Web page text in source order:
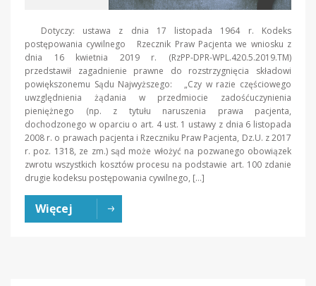
Dotyczy: ustawa z dnia 17 listopada 1964 r. Kodeks
postępowania cywilnego​ Rzecznik Praw Pacjenta we wniosku z
dnia 16 kwietnia 2019 r. (RzPP-DPR-WPL.420.5.2019.TM)
przedstawił zagadnienie prawne do rozstrzygnięcia składowi
powiększonemu Sądu Najwyższego: „Czy w razie częściowego
uwzględnienia żądania w przedmiocie zadośćuczynienia
pieniężnego (np. z tytułu naruszenia prawa pacjenta,
dochodzonego w oparciu o art. 4 ust. 1 ustawy z dnia 6 listopada
2008 r. o prawach pacjenta i Rzeczniku Praw Pacjenta, Dz.U. z 2017
r. poz. 1318, ze zm.) sąd może włożyć na pozwanego obowiązek
zwrotu wszystkich kosztów procesu na podstawie art. 100 zdanie
drugie kodeksu postępowania cywilnego, […]
Więcej